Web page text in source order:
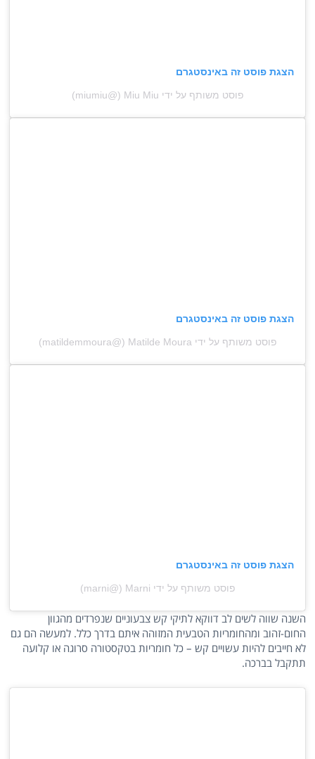
הצגת פוסט זה באינסטגרם
פוסט משותף על ידי ‏‎Miu Miu‎‏ (@‏‎miumiu‎‏)
הצגת פוסט זה באינסטגרם
פוסט משותף על ידי ‏‎Matilde Moura‎‏ (@‏‎matildemmoura‎‏)
הצגת פוסט זה באינסטגרם
פוסט משותף על ידי ‏‎Marni‎‏ (@‏‎marni‎‏)
השנה שווה לשים לב דווקא לתיקי קש צבעוניים שנפרדים מהגוון
החום-זהוב ומהחומריות הטבעית המזוהה איתם בדרך כלל. למעשה הם גם
לא חייבים להיות עשויים קש – כל חומריות בטקסטורה סרוגה או קלועה
תתקבל בברכה.